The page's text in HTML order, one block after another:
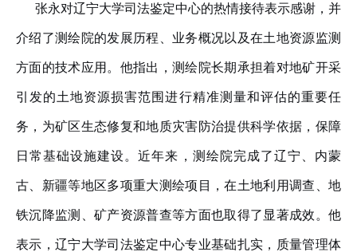
张永对辽宁大学司法鉴定中心的热情接待表示感谢，并
介绍了测绘院的发展历程 业务概况以及在土地资源监测
方面的技术应用 。 他指出，测绘院长期承担着对地矿开采
引发的土地资源损害范围进行精准测量和评估的重要任
务 ，为矿区生态修复和地质灾害防治提供科学依据，保障
日常基础设施建设。近年来，测绘院完成了辽宁、内蒙
古、新疆等地区多项重大测绘项目，在土地利用调查、地
铁沉降监测、矿产资源普查等方面也取得了显著成效。他
表示，辽宁大学司法鉴定中心专业基础扎实，质量管理体